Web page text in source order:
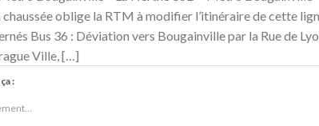
chaussée oblige la RTM à modifier l’itinéraire de cette
Bus 36 : Déviation vers Bougainville par la Rue de
Ville, […]
: